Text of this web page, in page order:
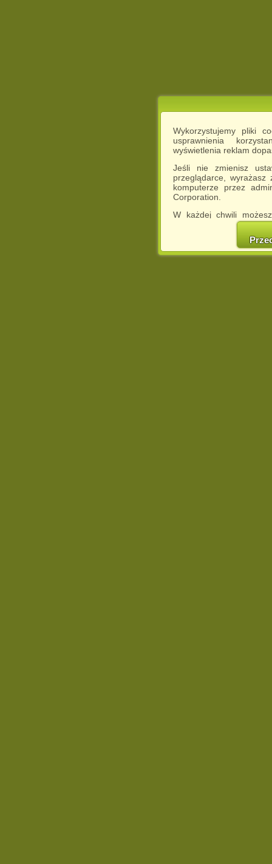
Wykorzystujemy pliki
usprawnienia
wyświetlenia reklam
Jeśli nie zmienisz
przeglądarce,
komputerze przez
Corporation.
W każdej chwili
cookies w swojej
w naszej
http://chomikuj.pl/